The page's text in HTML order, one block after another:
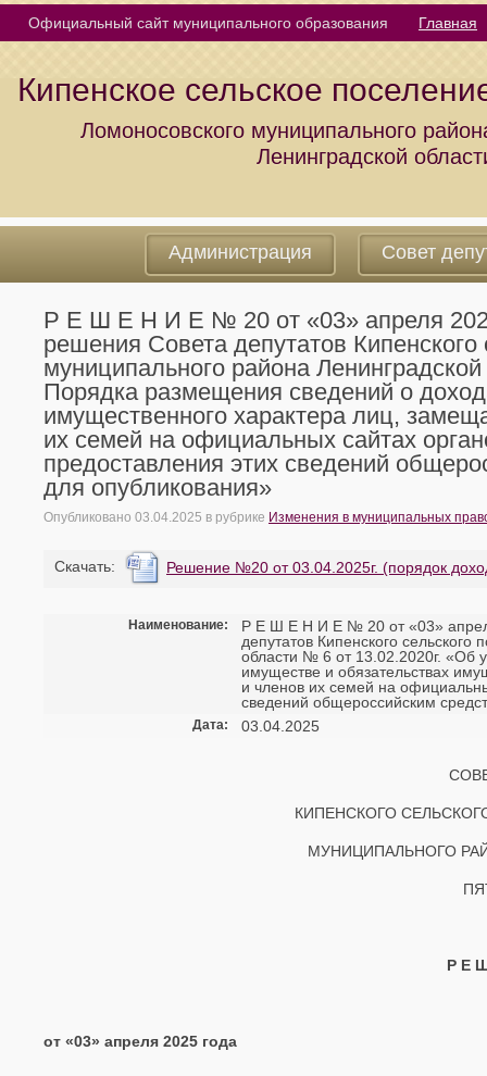
Официальный сайт муниципального образования Главная
Кипенское сельское
Ломоносовского муниципального
Ленинградской
Администрация Совет
Р Е Ш Е Н И Е № 20 от «03» апреля
решения Совета депутатов
муниципального района
Порядка размещения сведений о
имущественного характера лиц,
их семей на официальных сайтах
предоставления этих сведений
для опубликования»
Опубликовано 03.04.2025 в рубрике Изменения в муниципальных
Cкачать: Решение №20 от 03.04.2025г. (порядок
Наименование:
Р Е Ш Е Н И Е № 20 от «03»
депутатов Кипенского
области № 6 от 13.02.2020г. «Об
имуществе и обязательствах
и членов их семей на
сведений общероссийским
Дата: 03.04.2025
КИПЕНСКОГО
МУНИЦИПАЛЬНОГО
Р Е
от «03» апреля 2025